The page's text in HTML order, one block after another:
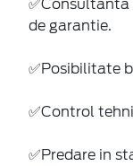
✅Consultanta
de garantie.
✅Posibilitate
✅Control
✅Predare in